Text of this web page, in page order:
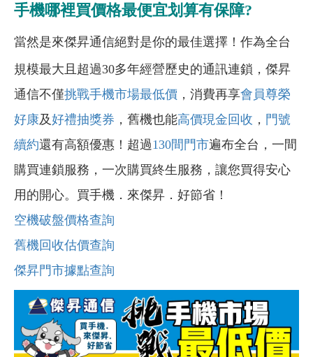
手機哪裡買價格最便宜划算有保障?
當然是來傑昇通信絕對是你的最佳選擇！作為全台
規模最大且超過30多年經營歷史的通訊連鎖，傑昇
通信不僅挑戰手機市場最低價 ，消費再享會員尊榮
好康及好禮抽獎券 ，舊機也能高價現金回收 ， 門號
續約還有高額優惠！超過130間門市遍布全台，一間
購買連鎖服務，一次購買終生服務，讓您買得安心
用的開心。買手機．來傑昇．好節省！
空機破盤價格查詢
舊機回收估價查詢
傑昇門市據點查詢